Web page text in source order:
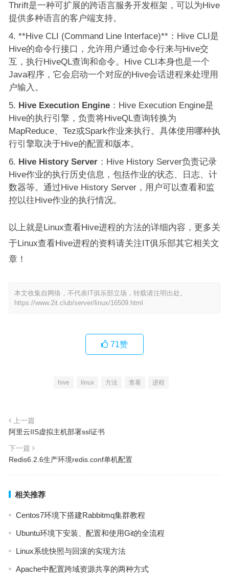
Thrift是一种可扩展的跨语言服务开发框架，可以为Hive
提供多种语言的客户端支持。
**Hive CLI (Command Line Interface)**：Hive CLI是
Hive的命令行接口，允许用户通过命令行来与Hive交
互，执行HiveQL查询和命令。Hive CLI本身也是一个
Java程序，它会启动一个对应的Hive会话进程来处理用
户输入。
Hive Execution Engine：Hive Execution Engine是
Hive的执行引擎，负责将HiveQL查询转换为
MapReduce、Tez或Spark作业来执行。具体使用哪种执
行引擎取决于Hive的配置和版本。
Hive History Server：Hive History Server负责记录
Hive作业的执行历史信息，包括作业的状态、日志、计
数器等。通过Hive History Server，用户可以查看和监
控以往Hive作业的执行情况。
以上就是Linux查看Hive进程的方法的详细内容，更多关
于Linux查看Hive进程的资料请关注IT俱乐部其它相关文
章！
本文收集自网络，不代表IT俱乐部立场，转载请注明出处。
https://www.2it.club/server/linux/16509.html
71赞
hive linux 方法 查看 进程
上一篇
阿里云IIS虚拟主机部署ssl证书
下一篇
Redis6.2.6生产环境redis.conf单机配置
相关推荐
Centos7环境下搭建Rabbitmq集群教程
Ubuntu环境下安装、配置和使用Git的全流程
Linux系统快照与回滚的实现方法
Apache中配置跨域资源共享的两种方式